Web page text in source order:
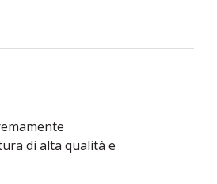
di alta qualità e